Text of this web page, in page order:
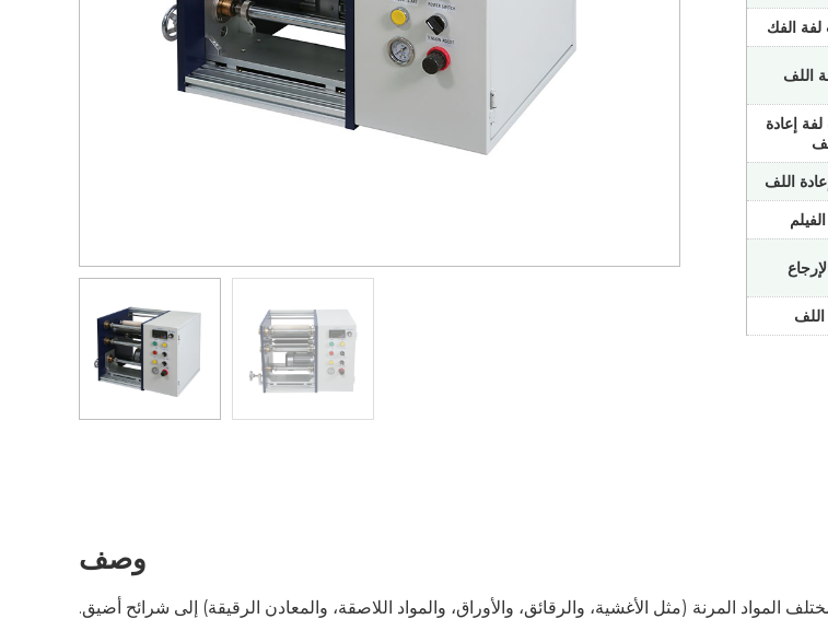
الفك
اللف
إعادة
اللف
وصف
المرنة (مثل الأغشية، والرقائق، والأوراق، والمواد اللاصقة، والمعادن الرقيقة) إلى شرائح أضيق.